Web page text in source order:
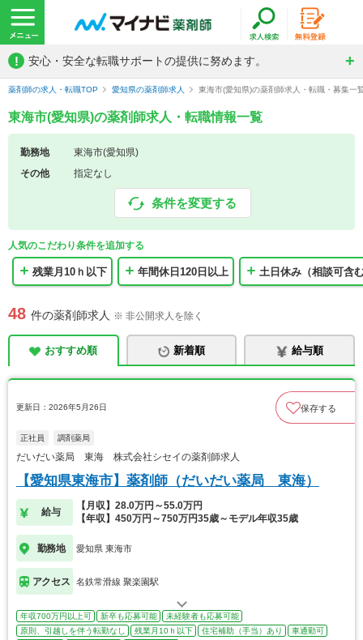
! 安心・安全な転職サポートの提供に努めます。
薬剤師の求人・転職TOP 愛知県の薬剤師求人 東海市(愛知県)の薬剤師求人・転職・募集一
東海市(愛知県)の薬剤師求人・転職情報一覧
勤務地
東海市(愛知県)
その他
指定なし
条件を変更する
人気のこだわり条件を追加する
残業月10ｈ以下 年間休日120日以上 土日休み（相談可含
48 件の薬剤師求人 ※ 非公開求人を除く
おすすめ順 新着順 給与順
更新日：2026年5月26日 保存する
正社員 調剤薬局
だいだい薬局 東海 株式会社シセイの薬剤師求人
【愛知県東海市】薬剤師（だいだい薬局 東海）
給与
【月収】28.0万円～55.0万円
【年収】450万円～750万円35歳～モデル年収35歳
勤務地 愛知県 東海市
アクセス 名鉄常滑線 聚楽園駅
年収700万円以上可 新卒も応募可能
未経験者も応募可能
原則、引越しを伴う転勤なし
残業月10ｈ以下 住宅補助（手当）あり
車通勤可